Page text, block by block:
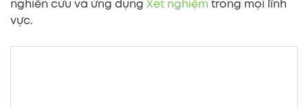
nghiên cứu và ứng dụng Xét nghiệm trong mọi lĩnh
vực.